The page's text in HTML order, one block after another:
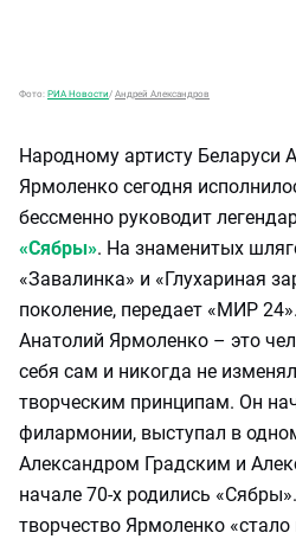
Фото: РИА Новости/ Андрей Александров
Народному артисту Беларуси
Ярмоленко сегодня
бессменно руководит
«Сябры». На знаменитых
«Завалинка» и «Глухариная
поколение, передает «МИР 24».
Анатолий Ярмоленко – это
себя сам и никогда не
творческим принципам. Он
филармонии, выступал в
Александром Градским и
начале 70-х родились
творчество Ярмоленко